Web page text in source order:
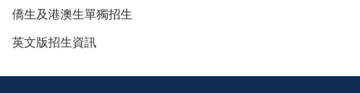
僑生及港澳生單獨招生
英文版招生資訊